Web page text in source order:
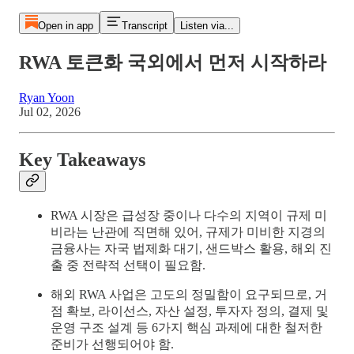
Open in app Transcript Listen via...
RWA 토큰화 국외에서 먼저 시작하라
Ryan Yoon
Jul 02, 2026
Key Takeaways
RWA 시장은 급성장 중이나 다수의 지역이 규제 미
비라는 난관에 직면해 있어, 규제가 미비한 지경의
금융사는 자국 법제화 대기, 샌드박스 활용, 해외 진
출 중 전략적 선택이 필요함.
해외 RWA 사업은 고도의 정밀함이 요구되므로, 거
점 확보, 라이선스, 자산 설정, 투자자 정의, 결제 및
운영 구조 설계 등 6가지 핵심 과제에 대한 철저한
준비가 선행되어야 함.